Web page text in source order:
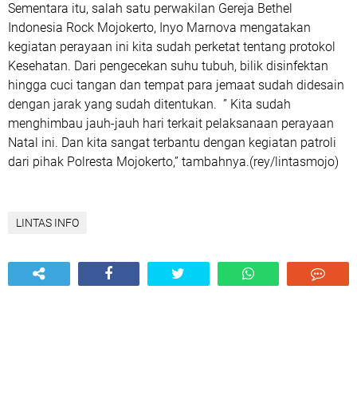
Sementara itu, salah satu perwakilan Gereja Bethel
Indonesia Rock Mojokerto, Inyo Marnova mengatakan
kegiatan perayaan ini kita sudah perketat tentang protokol
Kesehatan. Dari pengecekan suhu tubuh, bilik disinfektan
hingga cuci tangan dan tempat para jemaat sudah didesain
dengan jarak yang sudah ditentukan. ” Kita sudah
menghimbau jauh-jauh hari terkait pelaksanaan perayaan
Natal ini. Dan kita sangat terbantu dengan kegiatan patroli
dari pihak Polresta Mojokerto,” tambahnya.(rey/lintasmojo)
LINTAS INFO